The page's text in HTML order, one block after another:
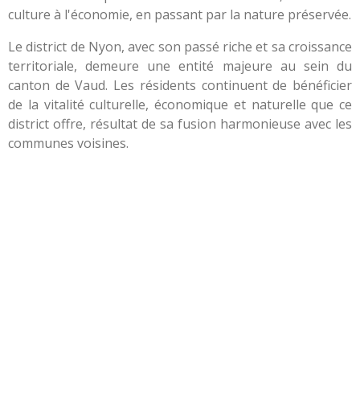
culture à l'économie, en passant par la nature préservée.
Le district de Nyon, avec son passé riche et sa croissance
territoriale, demeure une entité majeure au sein du
canton de Vaud. Les résidents continuent de bénéficier
de la vitalité culturelle, économique et naturelle que ce
district offre, résultat de sa fusion harmonieuse avec les
communes voisines.